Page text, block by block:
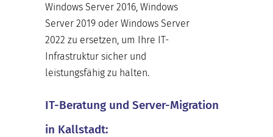
Windows Server 2016, Windows
Server 2019 oder Windows Server
2022 zu ersetzen, um Ihre IT-
Infrastruktur sicher und
leistungsfähig zu halten.
IT-Beratung und Server-Migration
in Kallstadt: